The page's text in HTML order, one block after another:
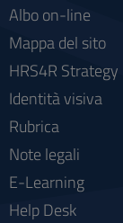
Albo on-line
Mappa del sito
HRS4R Strategy
Identità visiva
Rubrica
Note legali
E-Learning
Help Desk